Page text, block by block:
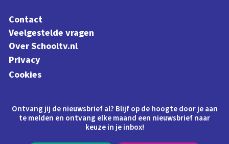
Contact
Veelgestelde vragen
Over Schooltv.nl
Privacy
Cookies
Ontvang jij de nieuwsbrief al? Blijf op de hoogte door je aan
te melden en ontvang elke maand een nieuwsbrief naar
keuze in je inbox!